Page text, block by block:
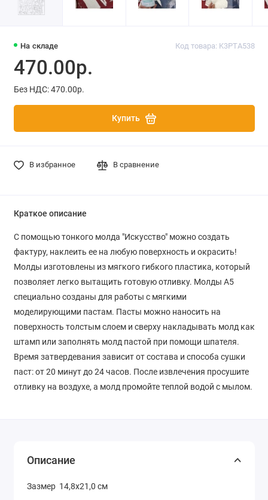
На складе Код товара: K3PTA538
470.00р.
Без НДС: 470.00р.
Купить
В избранное В сравнение
Краткое описание
С помощью тонкого молда "Искусство" можно создать
фактуру, наклеить ее на любую поверхность и окрасить!
Молды изготовлены из мягкого гибкого пластика, который
позволяет легко вытащить готовую отливку. Молды A5
специально созданы для работы с мягкими
моделирующими пастам. Пасты можно наносить на
поверхность толстым слоем и сверху накладывать молд как
штамп или заполнять молд пастой при помощи шпателя.
Время затвердевания зависит от состава и способа сушки
паст: от 20 минут до 24 часов. После извлечения просушите
отливку на воздухе, а молд промойте теплой водой с мылом.
Описание
Зазмер 14,8х21,0 см